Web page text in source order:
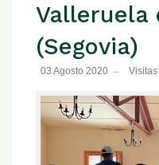
Valleruela
(Segovia)
03 Agosto 2020